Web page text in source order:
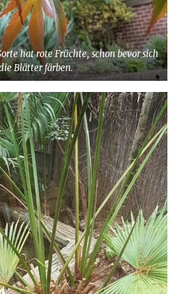
hat rote Früchte, schon bevor sich
Blätter färben.